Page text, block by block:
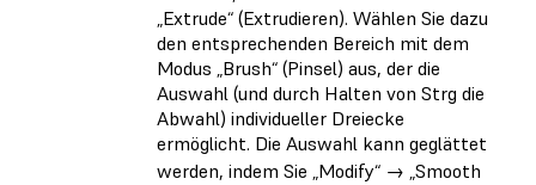
„Extrude“ (Extrudieren). Wählen Sie dazu
den entsprechenden Bereich mit dem
Modus „Brush“ (Pinsel) aus, der die
Auswahl (und durch Halten von Strg die
Abwahl) individueller Dreiecke
ermöglicht. Die Auswahl kann geglättet
werden, indem Sie „Modify“ → „Smooth